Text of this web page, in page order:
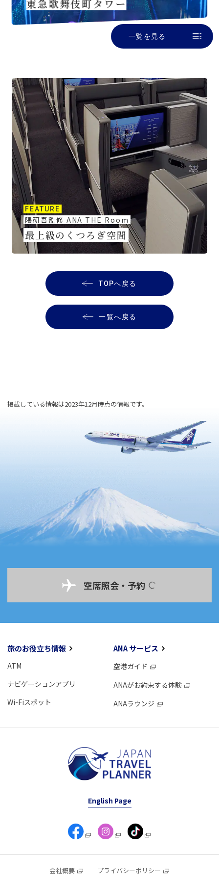
東急歌舞伎町タワー
一覧を見る
FEATURE
隈研吾監修 ANA THE Room
最上級のくつろぎ空間
TOPへ戻る
一覧へ戻る
掲載している情報は2023年12月時点の情報です。
空席照会・予約
旅のお役立ち情報
ATM
ナビゲーションアプリ
Wi-Fiスポット
ANA サービス
空港ガイド
ANAがお約束する体験
ANAラウンジ
English Page
会社概要 プライバシーポリシー